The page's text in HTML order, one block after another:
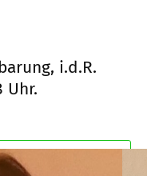
i.d.R.
Uhr.